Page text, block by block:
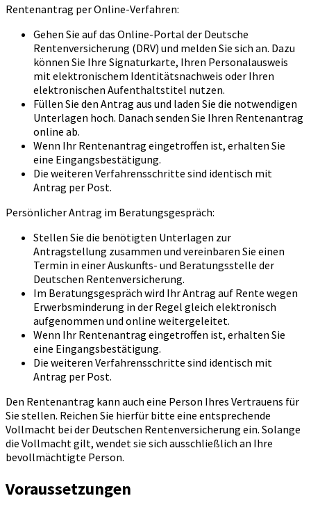
Rentenantrag per Online-Verfahren:
Gehen Sie auf das Online-Portal der Deutsche
Rentenversicherung (DRV) und melden Sie sich an. Dazu
können Sie Ihre Signaturkarte, Ihren Personalausweis
mit elektronischem Identitätsnachweis oder Ihren
elektronischen Aufenthaltstitel nutzen.
Füllen Sie den Antrag aus und laden Sie die notwendigen
Unterlagen hoch. Danach senden Sie Ihren Rentenantrag
online ab.
Wenn Ihr Rentenantrag eingetroffen ist, erhalten Sie
eine Eingangsbestätigung.
Die weiteren Verfahrensschritte sind identisch mit
Antrag per Post.
Persönlicher Antrag im Beratungsgespräch:
Stellen Sie die benötigten Unterlagen zur
Antragstellung zusammen und vereinbaren Sie einen
Termin in einer Auskunfts- und Beratungsstelle der
Deutschen Rentenversicherung.
Im Beratungsgespräch wird Ihr Antrag auf Rente wegen
Erwerbsminderung in der Regel gleich elektronisch
aufgenommen und online weitergeleitet.
Wenn Ihr Rentenantrag eingetroffen ist, erhalten Sie
eine Eingangsbestätigung.
Die weiteren Verfahrensschritte sind identisch mit
Antrag per Post.
Den Rentenantrag kann auch eine Person Ihres Vertrauens für
Sie stellen. Reichen Sie hierfür bitte eine entsprechende
Vollmacht bei der Deutschen Rentenversicherung ein. Solange
die Vollmacht gilt, wendet sie sich ausschließlich an Ihre
bevollmächtigte Person.
Voraussetzungen